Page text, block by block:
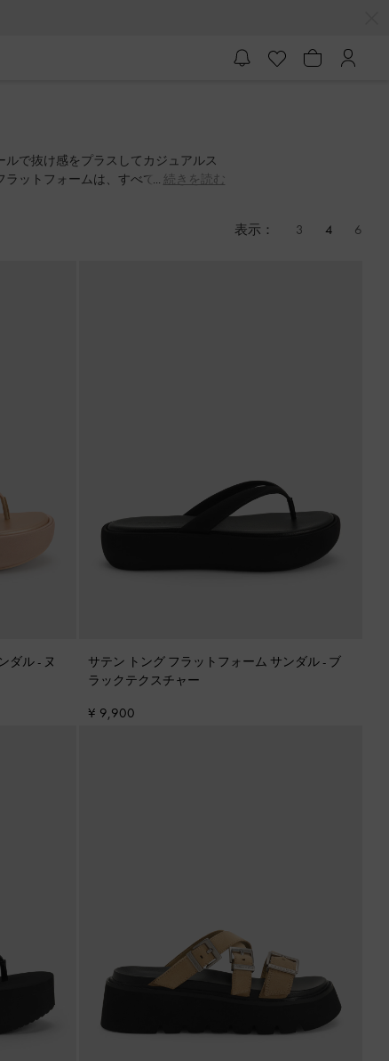
で抜け感をプラスしてカジュアルス
ットフォームは、すべての女性のシ
続きを読む
表示： 3 4 6
ダル - ヌ
サテン トング フラットフォーム サンダル - ブ
ラックテクスチャー
¥ 9,900